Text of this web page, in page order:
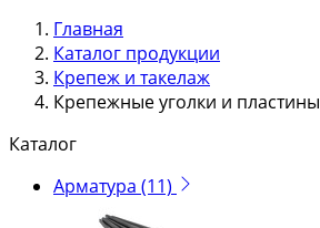
Главная
Каталог продукции
Крепеж и такелаж
Крепежные уголки и пластины
Каталог
Арматура (11)